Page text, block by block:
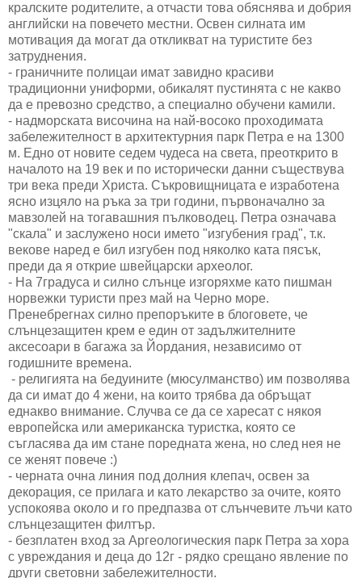
кралските родителите, а отчасти това обяснява и добрия
английски на повечето местни. Освен силната им
мотивация да могат да откликват на туристите без
затруднения.
- граничните полицаи имат завидно красиви
традиционни униформи, обикалят пустинята с не какво
да е превозно средство, а специално обучени камили.
- надморската височина на най-восоко проходимата
забележителност в архитектурния парк Петра е на 1300
м. Едно от новите седем чудеса на света, преоткрито в
началото на 19 век и по исторически данни съществува
три века преди Христа. Съкровищницата е изработена
ясно изцяло на ръка за три години, първоначално за
мавзолей на тогавашния пълководец. Петра означава
"скала" и заслужено носи името "изгубения град", т.к.
векове наред е бил изгубен под няколко ката пясък,
преди да я открие швейцарски археолог.
- На 7градуса и силно слънце изгоряхме като пишман
норвежки туристи през май на Черно море.
Пренебрегнах силно препоръките в блоговете, че
слънцезащитен крем е един от задължителните
аксесоари в багажа за Йордания, независимо от
годишните времена.
- религията на бедуините (мюсулманство) им позволява
да си имат до 4 жени, на които трябва да обръщат
еднакво внимание. Случва се да се харесат с някоя
европейска или американска туристка, която се
съгласява да им стане поредната жена, но след нея не
се женят повече :)
- черната очна линия под долния клепач, освен за
декорация, се прилага и като лекарство за очите, която
успокоява около и го предпазва от слънчевите лъчи като
слънцезащитен филтър.
- безплатен вход за Аргеологическия парк Петра за хора
с увреждания и деца до 12г - рядко срещано явление по
други световни забележителности.